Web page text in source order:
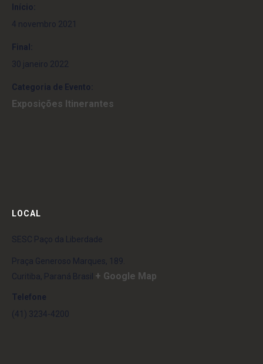
Início:
4 novembro 2021
Final:
30 janeiro 2022
Categoria de Evento:
Exposições Itinerantes
LOCAL
SESC Paço da Liberdade
Praça Generoso Marques, 189.
Curitiba, Paraná Brasil + Google Map
Telefone
(41) 3234-4200